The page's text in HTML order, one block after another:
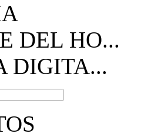
DEL HO...
DIGITA...